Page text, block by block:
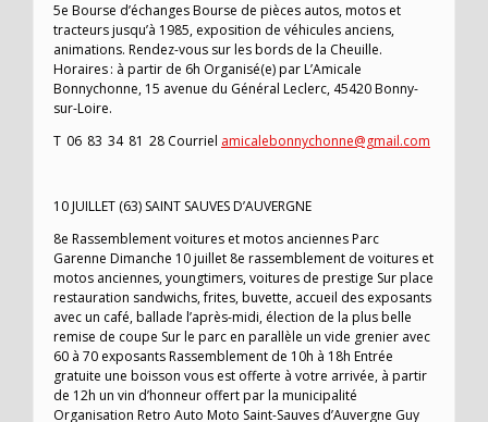
5e Bourse d’échanges Bourse de pièces autos, motos et
tracteurs jusqu’à 1985, exposition de véhicules anciens,
animations. Rendez-vous sur les bords de la Cheuille.
Horaires : à partir de 6h Organisé(e) par L’Amicale
Bonnychonne, 15 avenue du Général Leclerc, 45420 Bonny-
sur-Loire.
T 06 83 34 81 28 Courriel amicalebonnychonne@gmail.com
10 JUILLET (63) SAINT SAUVES D’AUVERGNE
8e Rassemblement voitures et motos anciennes Parc
Garenne Dimanche 10 juillet 8e rassemblement de voitures et
motos anciennes, youngtimers, voitures de prestige Sur place
restauration sandwichs, frites, buvette, accueil des exposants
avec un café, ballade l’après-midi, élection de la plus belle
remise de coupe Sur le parc en parallèle un vide grenier avec
60 à 70 exposants Rassemblement de 10h à 18h Entrée
gratuite une boisson vous est offerte à votre arrivée, à partir
de 12h un vin d’honneur offert par la municipalité
Organisation Retro Auto Moto Saint-Sauves d’Auvergne Guy